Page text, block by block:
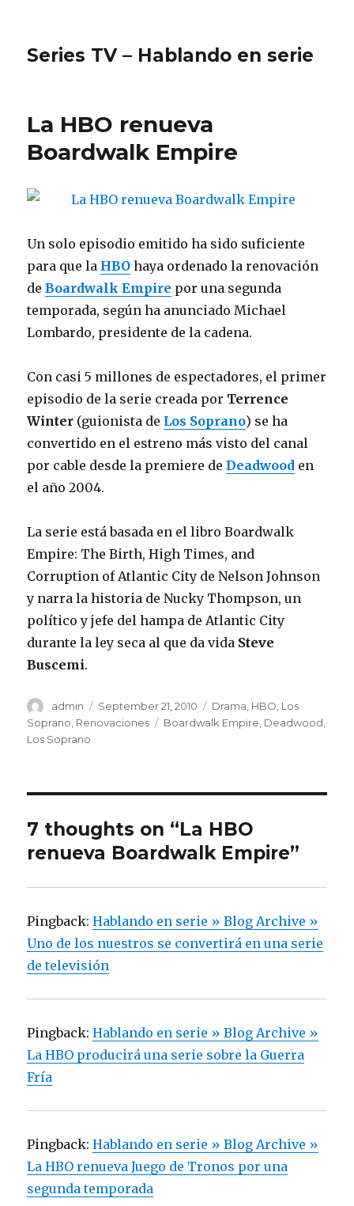
Series TV – Hablando en serie
La HBO renueva
Boardwalk Empire
Un solo episodio emitido ha sido suficiente
para que la HBO haya ordenado la renovación
deBoardwalk Empire por una segunda
temporada, según ha anunciado Michael
Lombardo, presidente de la cadena.
Con casi 5 millones de espectadores, el primer
episodio de la serie creada por Terrence
Winter (guionista de Los Soprano) se ha
convertido en el estreno más visto del canal
por cable desde la premiere deDeadwood en
el año 2004.
La serie está basada en el libroBoardwalk
Empire: The Birth, High Times, and
Corruption of Atlantic City de Nelson Johnson
y narra la historia de Nucky Thompson, un
político y jefe del hampa de Atlantic City
durante la ley seca al que da vida Steve
Buscemi.
Author
admin
Posted
on
September 21, 2010 Categories
Drama HBO Los
Soprano Renovaciones Tags
Boardwalk Empire Deadwood
Los Soprano
7 thoughts on “La HBO
renueva Boardwalk Empire”
Pingback:Hablando en serie » Blog Archive »
Uno de los nuestros se convertirá en una serie
de televisión
Pingback:Hablando en serie » Blog Archive »
La HBO producirá una serie sobre la Guerra
Fría
Pingback:Hablando en serie » Blog Archive »
La HBO renueva Juego de Tronos por una
segunda temporada